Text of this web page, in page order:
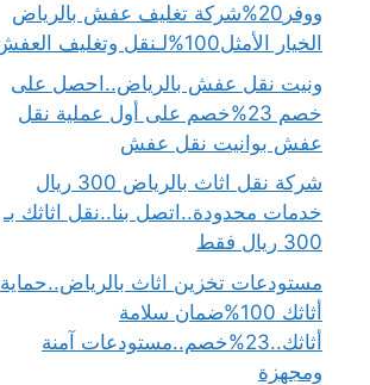
ووفر20%شركة تغليف عفش بالرياض
الخيار الأمثل100%لـنقل وتغليف العفش
ونيت نقل عفش بالرياض..احصل على
خصم 23%خصم على أول عملية نقل
عفش بوانيت نقل عفش
شركة نقل اثاث بالرياض 300 ريال
خدمات محدودة..اتصل بنا..نقل اثاثك بـ
300 ريال فقط
مستودعات تخزين اثاث بالرياض..حماية
أثاثك 100%ضمان سلامة
أثاثك..23%خصم..مستودعات آمنة
ومجهزة